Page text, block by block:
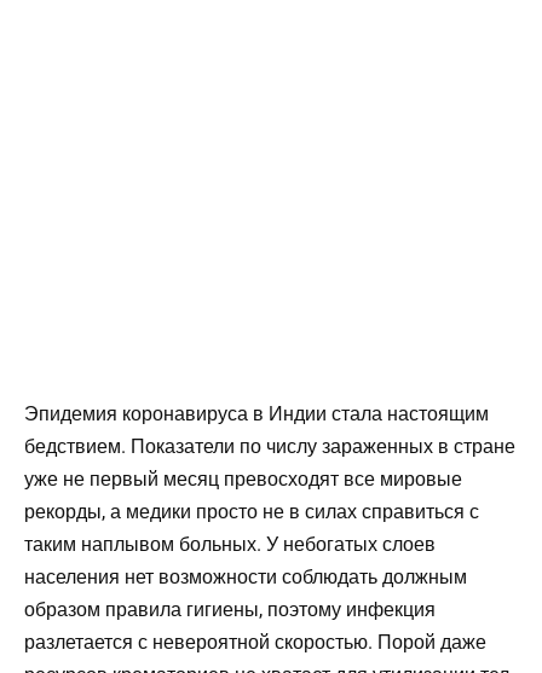
Эпидемия коронавируса в Индии стала настоящим
бедствием. Показатели по числу зараженных в стране
уже не первый месяц превосходят все мировые
рекорды, а медики просто не в силах справиться с
таким наплывом больных. У небогатых слоев
населения нет возможности соблюдать должным
образом правила гигиены, поэтому инфекция
разлетается с невероятной скоростью. Порой даже